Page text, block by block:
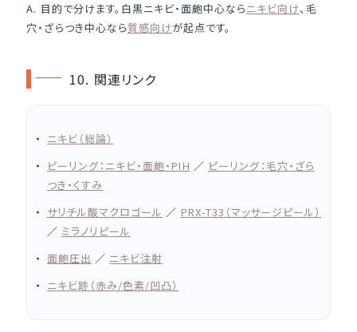
A. 目的で分けます。白黒ニキビ・面皰中心ならニキビ向け、毛
穴・ざらつき中心なら質感向けが起点です。
10. 関連リンク
ニキビ（総論）
ピーリング：ニキビ・面皰・PIH ／ ピーリング：毛穴・ざら
つき・くすみ
サリチル酸マクロゴール ／ PRX-T33（マッサージピール）
／ ミラノリピール
面皰圧出 ／ ニキビ注射
ニキビ跡（赤み/色素/凹凸）